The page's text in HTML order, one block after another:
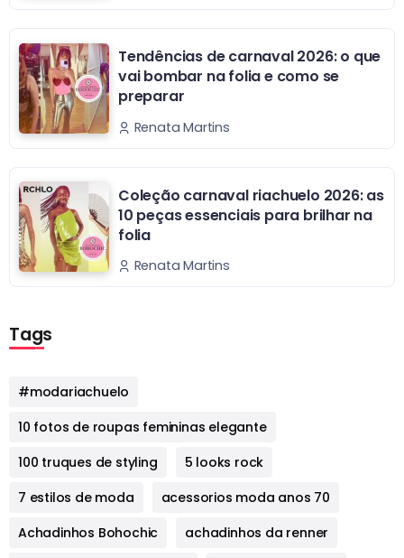
Tendências de carnaval 2026: o que
vai bombar na folia e como se
preparar
Renata Martins
Coleção carnaval riachuelo 2026: as
10 peças essenciais para brilhar na
folia
Renata Martins
Tags
#modariachuelo
10 fotos de roupas femininas elegante
100 truques de styling
5 looks rock
7 estilos de moda
acessorios moda anos 70
Achadinhos Bohochic
achadinhos da renner